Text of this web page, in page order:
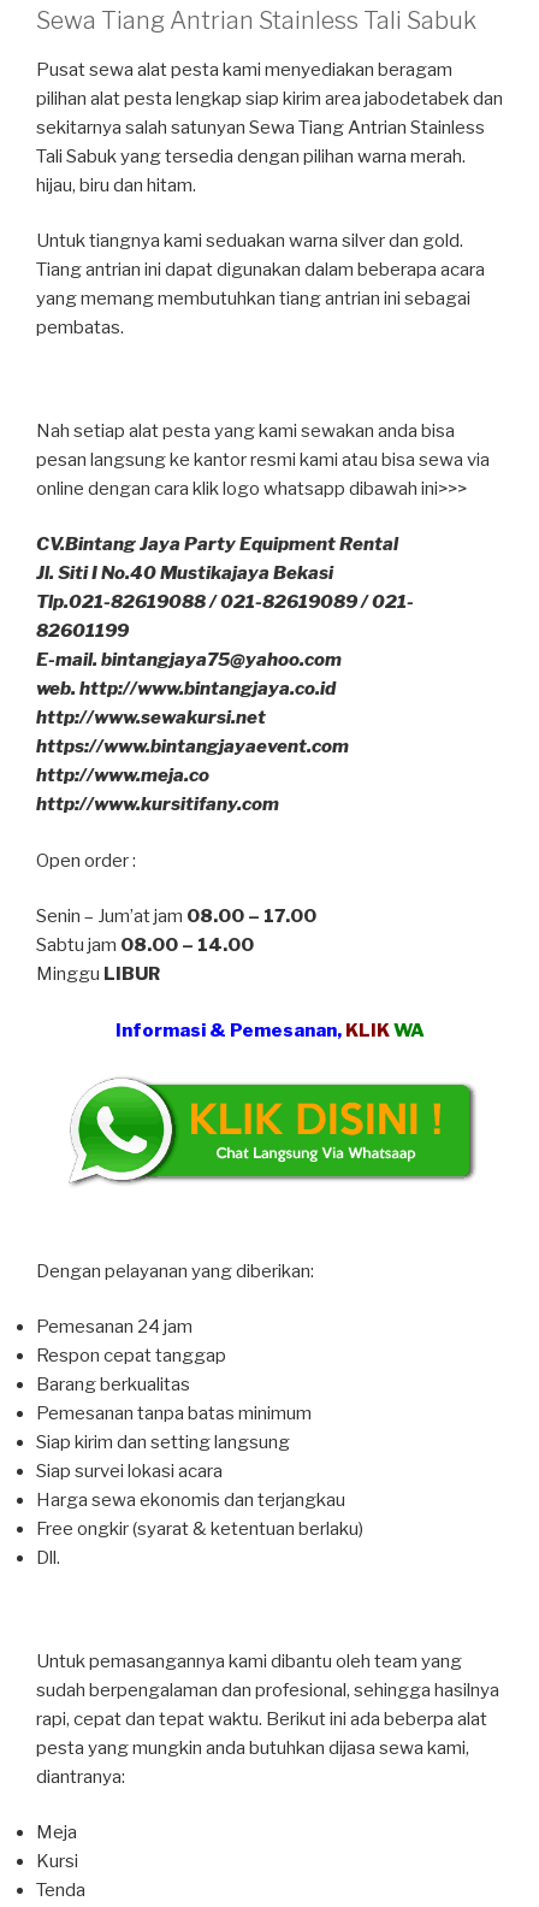
Sewa Tiang Antrian Stainless Tali Sabuk
Pusat sewa alat pesta kami menyediakan beragam
pilihan alat pesta lengkap siap kirim area jabodetabek dan
sekitarnya salah satunyan Sewa Tiang Antrian Stainless
Tali Sabuk yang tersedia dengan pilihan warna merah.
hijau, biru dan hitam.
Untuk tiangnya kami seduakan warna silver dan gold.
Tiang antrian ini dapat digunakan dalam beberapa acara
yang memang membutuhkan tiang antrian ini sebagai
pembatas.
Nah setiap alat pesta yang kami sewakan anda bisa
pesan langsung ke kantor resmi kami atau bisa sewa via
online dengan cara klik logo whatsapp dibawah ini>>>
CV.Bintang Jaya Party Equipment Rental
Jl. Siti I No.40 Mustikajaya Bekasi
Tlp.021-82619088 / 021-82619089 / 021-
82601199
E-mail. bintangjaya75@yahoo.com
web. http://www.bintangjaya.co.id
http://www.sewakursi.net
https://www.bintangjayaevent.com
http://www.meja.co
http://www.kursitifany.com
Open order :
Senin – Jum’at jam 08.00 – 17.00
Sabtu jam 08.00 – 14.00
Minggu LIBUR
Informasi & Pemesanan, KLIKWA
Dengan pelayanan yang diberikan:
Pemesanan 24 jam
Respon cepat tanggap
Barang berkualitas
Pemesanan tanpa batas minimum
Siap kirim dan setting langsung
Siap survei lokasi acara
Harga sewa ekonomis dan terjangkau
Free ongkir (syarat & ketentuan berlaku)
Dll.
Untuk pemasangannya kami dibantu oleh team yang
sudah berpengalaman dan profesional, sehingga hasilnya
rapi, cepat dan tepat waktu. Berikut ini ada beberpa alat
pesta yang mungkin anda butuhkan dijasa sewa kami,
diantranya:
Meja
Kursi
Tenda